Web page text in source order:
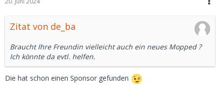
Zitat von de_ba
Braucht Ihre Freundin vielleicht auch ein neues Mopped ?
Ich könnte da evtl. helfen.
Die hat schon einen Sponsor gefunden